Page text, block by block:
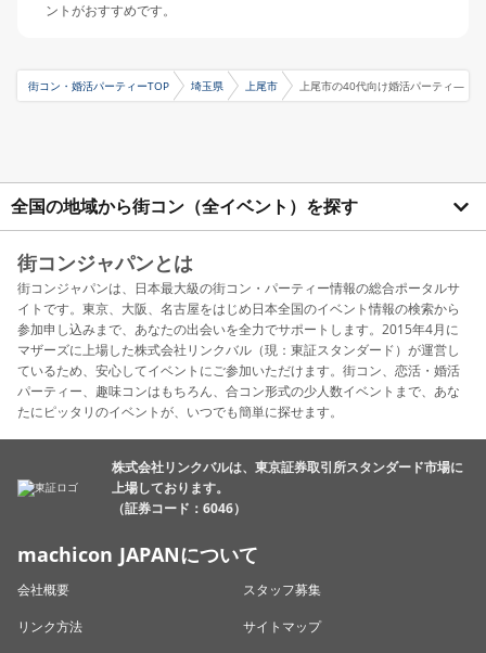
ントがおすすめです。
街コン・婚活パーティーTOP 埼玉県 上尾市 上尾市の40代向け婚活パーティ―
全国の地域から街コン（全イベント）を探す
街コンジャパンとは
街コンジャパンは、日本最大級の街コン・パーティー情報の総合ポータルサ
イトです。東京、大阪、名古屋をはじめ日本全国のイベント情報の検索から
参加申し込みまで、あなたの出会いを全力でサポートします。2015年4月に
マザーズに上場した株式会社リンクバル（現：東証スタンダード）が運営し
ているため、安心してイベントにご参加いただけます。街コン、恋活・婚活
パーティー、趣味コンはもちろん、合コン形式の少人数イベントまで、あな
たにピッタリのイベントが、いつでも簡単に探せます。
株式会社リンクバルは、東京証券取引所スタンダード市場に
上場しております。
（証券コード：6046）
machicon JAPANについて
会社概要
スタッフ募集
リンク方法
サイトマップ